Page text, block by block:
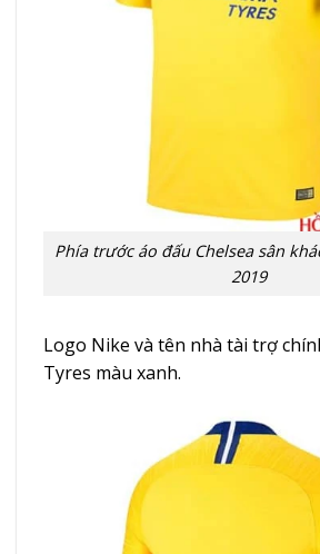
Phía trước áo đấu Chelsea sân
2019
Logo Nike và tên nhà tài trợ
Tyres màu xanh.